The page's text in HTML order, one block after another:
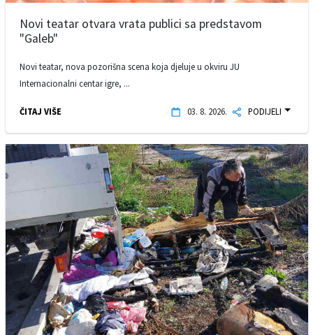
Novi teatar otvara vrata publici sa predstavom
"Galeb"
Novi teatar, nova pozorišna scena koja djeluje u okviru JU
Internacionalni centar igre, ...
ČITAJ VIŠE 03. 8. 2026. PODIJELI